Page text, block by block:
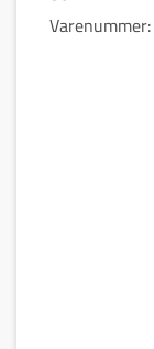
Varenummer: